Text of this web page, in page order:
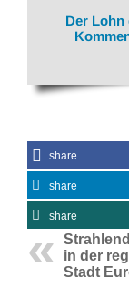
Der Lohn
share
share
share
in der
Stadt